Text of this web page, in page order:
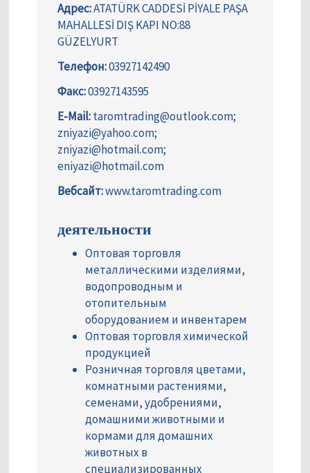
Адрес:ATATÜRK CADDESİ PİYALE PAŞA
MAHALLESİ DIŞ KAPI NO:88
GÜZELYURT
Телефон:03927142490
Факс:03927143595
E-Mail:taromtrading@outlook.com;
zniyazi@yahoo.com;
zniyazi@hotmail.com;
eniyazi@hotmail.com
Вебсайт:www.taromtrading.com
деятельности
Оптовая торговля
металлическими изделиями,
водопроводным и
отопительным
оборудованием и инвентарем
Оптовая торговля химической
продукцией
Розничная торговля цветами,
комнатными растениями,
семенами, удобрениями,
домашними животными и
кормами для домашних
животных в
специализированных